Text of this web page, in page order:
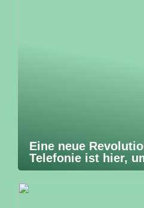
Eine neue
Telefonie ist hier,